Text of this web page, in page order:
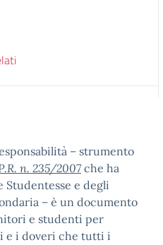
– strumento
n. 235/2007che ha
Studentesse e degli
– è un documento
e studenti per
i doveri che tutti i